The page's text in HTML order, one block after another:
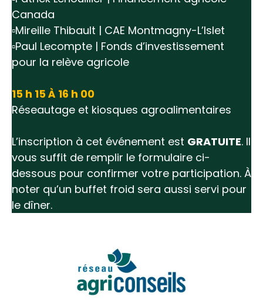
Canada
▫️Mireille Thibault | CAE Montmagny-L’Islet
▫️Paul Lecompte | Fonds d’investissement
pour la relève agricole
15 h 15 À 16 h 00
Réseautage et kiosques agroalimentaires
L’inscription à cet événement est GRATUITE. Il
vous suffit de remplir le formulaire ci-
dessous pour confirmer votre participation. À
noter qu’un buffet froid sera aussi servi pour
le dîner.